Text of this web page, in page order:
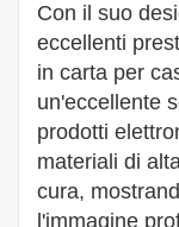
Con il suo
eccellenti
in carta per
un'eccellente
prodotti
materiali di
cura,
l'immagine